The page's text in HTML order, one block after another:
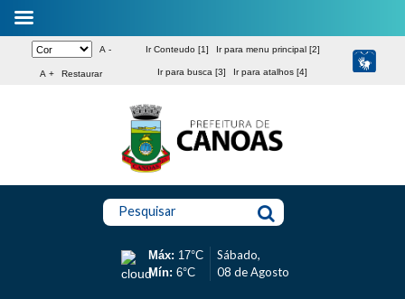
A -
A + Restaurar
Ir Conteudo [1] Ir para menu principal [2]
Ir para busca [3] Ir para atalhos [4]
Pesquisar
Máx: 17°C
Mín: 6°C
Sábado,
08 de Agosto